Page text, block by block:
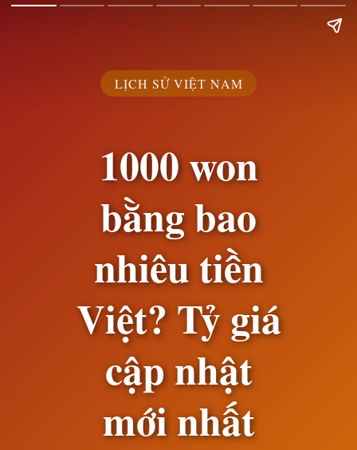
LỊCH SỬ VIỆT NAM
1000 won
bằng bao
nhiêu tiền
Việt? Tỷ giá
cập nhật
mới nhất